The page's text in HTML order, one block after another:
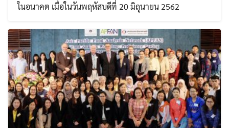
ในอนาคต เมื่อในวันพฤหัสบดีที่ 20 มิถุนายน 2562